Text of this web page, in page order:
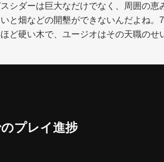
シダーは巨大なだけでなく、周囲の
いと畑などの開墾ができないんだよね。
ど硬い木で、ユージオはその天職のせ
プレイ進捗